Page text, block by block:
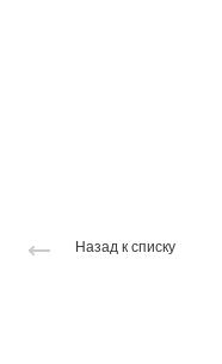
Назад к списку